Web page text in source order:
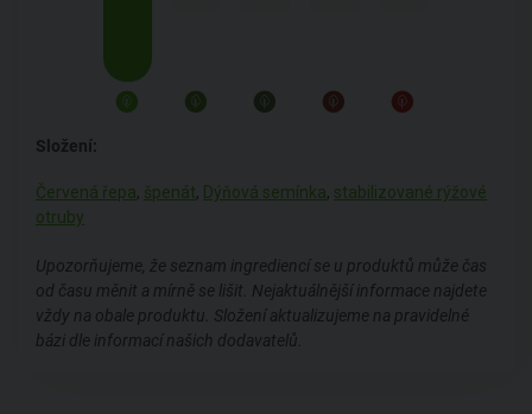
Složení:
Červená řepa, špenát, Dýňová semínka, stabilizované rýžové
otruby
Upozorňujeme, že seznam ingrediencí se u produktů může čas
od času měnit a mírně se lišit. Nejaktuálnější informace najdete
vždy na obale produktu. Složení aktualizujeme na pravidelné
bázi dle informací našich dodavatelů.